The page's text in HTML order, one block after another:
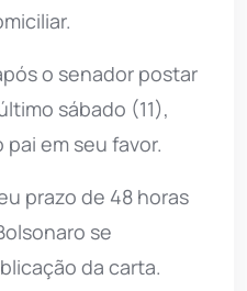
o senador postar
sábado (11),
em seu favor.
prazo de 48 horas
se
da carta.